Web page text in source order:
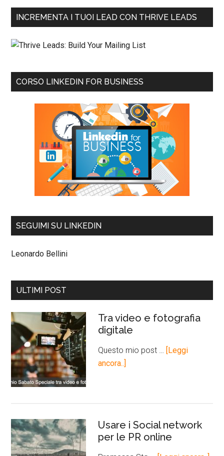
INCREMENTA I TUOI LEAD CON THRIVE LEADS
CORSO LINKEDIN FOR BUSINESS
SEGUIMI SU LINKEDIN
Leonardo Bellini
ULTIMI POST
Tra video e fotografia
digitale
Questo mio post … [Leggi
ancora..]
Usare i Social network
per le PR online